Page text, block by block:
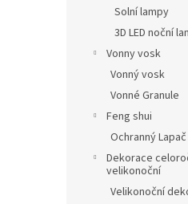
Solní lampy
3D LED noční
Vonny vosk
Vonný vosk
Vonné Granule
Feng shui
Ochranný Lapač
Dekorace
velikonoční
Velikonoční